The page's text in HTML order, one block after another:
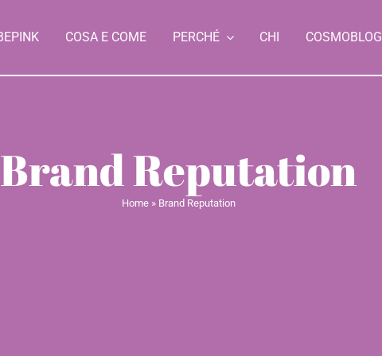
COSA E COME PERCHÉ CHI COSMOBLOG
Brand Reputation
Home» Brand Reputation